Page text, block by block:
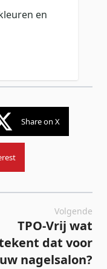
en
Share on X
Volgende
TPO-Vrij wat
dat voor
nagelsalon?